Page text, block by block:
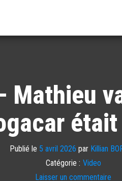
Publié le 5 avril 2026 par Killian
Catégorie : Video
Laisser un commentaire